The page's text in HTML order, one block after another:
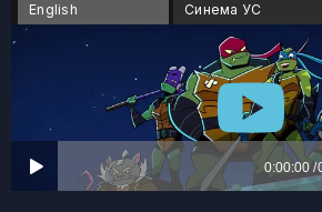
English Синема УС